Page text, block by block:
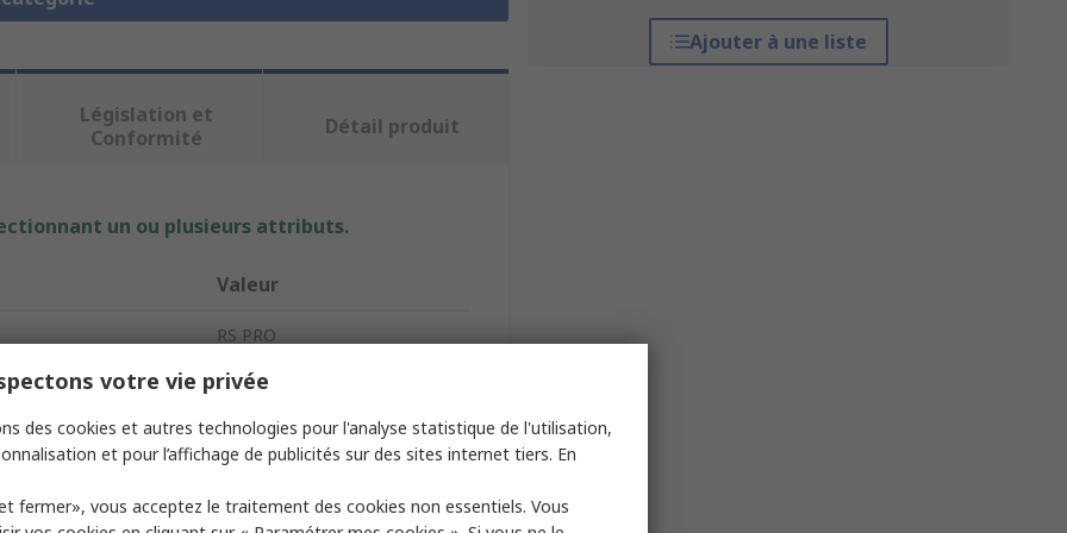
Ajouter à une liste
Législation et
Conformité
Détail produit
un ou plusieurs attributs.
Valeur
RS PRO
Compteur de particules
Numérique
votre vie privée
des cookies et autres technologies pour l'analyse statistique de l'utilisation,
et pour l’affichage de publicités sur des sites internet tiers. En
fermer», vous acceptez le traitement des cookies non essentiels. Vous